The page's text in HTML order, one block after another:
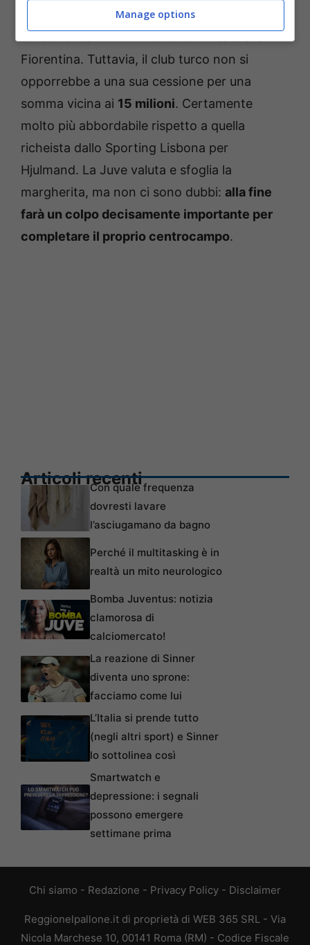
da poco riscattato dalFenerbahce
cifra di circa 12 milioni di euro versata alla
Fiorentina. Tuttavia, il club turco non si
opporrebbe a una sua cessione per una
somma vicina ai 15 milioni. Certamente
molto più abbordabile rispetto a quella
richeista dallo Sporting Lisbona per
Hjulmand. La Juve valuta e sfoglia la
margherita, ma non ci sono dubbi: alla fine
farà un colpo decisamente importante per
completare il proprio centrocampo.
Articoli recentiCon quale frequenza
dovresti lavare
l’asciugamano da bagno
Perché il multitasking è in
realtà un mito neurologico
Bomba Juventus: notizia
clamorosa di
calciomercato!
La reazione di Sinner
diventa uno sprone:
facciamo come lui
L’Italia si prende tutto
(negli altri sport) e Sinner
lo sottolinea così
Smartwatch e
depressione: i segnali
possono emergere
settimane prima
Chi siamo - Redazione - Privacy Policy - Disclaimer
Reggionelpallone.it di proprietà di WEB 365 SRL - Via
Nicola Marchese 10, 00141 Roma (RM) - Codice Fiscale
Manage options